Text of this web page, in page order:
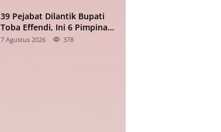
39 Pejabat Dilantik Bupati
Toba Effendi, Ini 6 Pimpinan
Tinggi Pratama yang Baru
7 Agustus 2026 378